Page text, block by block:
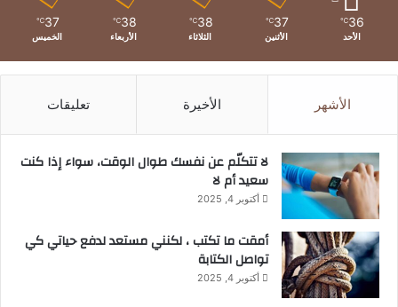
36
℃
الأحد
37
℃
الأثنين
38
℃
الثلاثاء
38
℃
الأربعاء
37
℃
الخميس
الأشهر الأخيرة تعليقات
لا تتكلّم عن نفسك طوال الوقت، سواء إذا كنت
سعيد أم لا
أكتوبر 4, 2025
أمقت ما تكتب ، لكنني مستعد لدفع حياتي كي
تواصل الكتابة
أكتوبر 4, 2025